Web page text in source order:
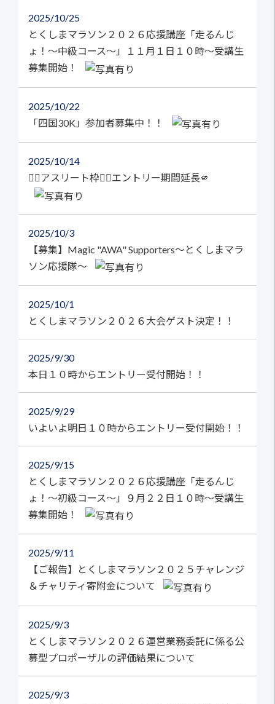
2025 10/25
とくしまマラソン２０２６応援講座「走るんじ
ょ！～中級コース～」１１月１日１０時～受講生
募集開始！
2025 10/22
「四国30K」参加者募集中！！
2025 10/14
🏃‍♀️アスリート枠🏃‍♂️エントリー期間延長🫵
2025 10/3
【募集】Magic "AWA" Supporters～とくしまマラ
ソン応援隊～
2025 10/1
とくしまマラソン２０２６大会ゲスト決定！！
2025 9/30
本日１０時からエントリー受付開始！！
2025 9/29
いよいよ明日１０時からエントリー受付開始！！
2025 9/15
とくしまマラソン２０２６応援講座「走るんじ
ょ！～初級コース～」９月２２日１０時～受講生
募集開始！
2025 9/11
【ご報告】とくしまマラソン２０２５チャレンジ
＆チャリティ寄附金について
2025 9/3
とくしまマラソン２０２６運営業務委託に係る公
募型プロポーザルの評価結果について
2025 9/3